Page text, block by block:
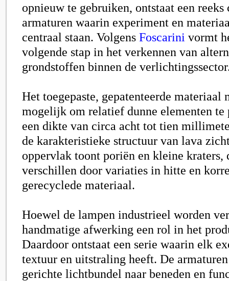
opnieuw te gebruiken, ontstaat een reeks
armaturen waarin experiment en
centraal staan. Volgens Foscarini vormt
volgende stap in het verkennen van
grondstoffen binnen de
Het toegepaste, gepatenteerde materiaal
mogelijk om relatief dunne elementen te
een dikte van circa acht tot tien
de karakteristieke structuur van lava
oppervlak toont poriën en kleine kraters,
verschillen door variaties in hitte en
gerecyclede materiaal.
Hoewel de lampen industrieel worden
handmatige afwerking een rol in het
Daardoor ontstaat een serie waarin elk
textuur en uitstraling heeft. De
gerichte lichtbundel naar beneden en